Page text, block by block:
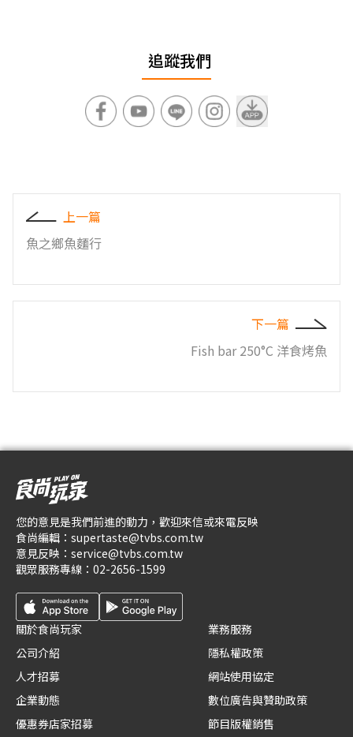
追蹤我們
上一篇
魚之鄉魚麵行
下一篇
Fish bar 250°C 洋食烤魚
您的意見是我們前進的動力，歡迎來信或來電反映
食尚編輯： supertaste@tvbs.com.tw
意見反映： service@tvbs.com.tw
觀眾服務專線： 02-2656-1599
關於食尚玩家
公司介紹
人才招募
企業動態
優惠券店家招募
業務服務
隱私權政策
網站使用協定
數位廣告與贊助政策
節目版權銷售